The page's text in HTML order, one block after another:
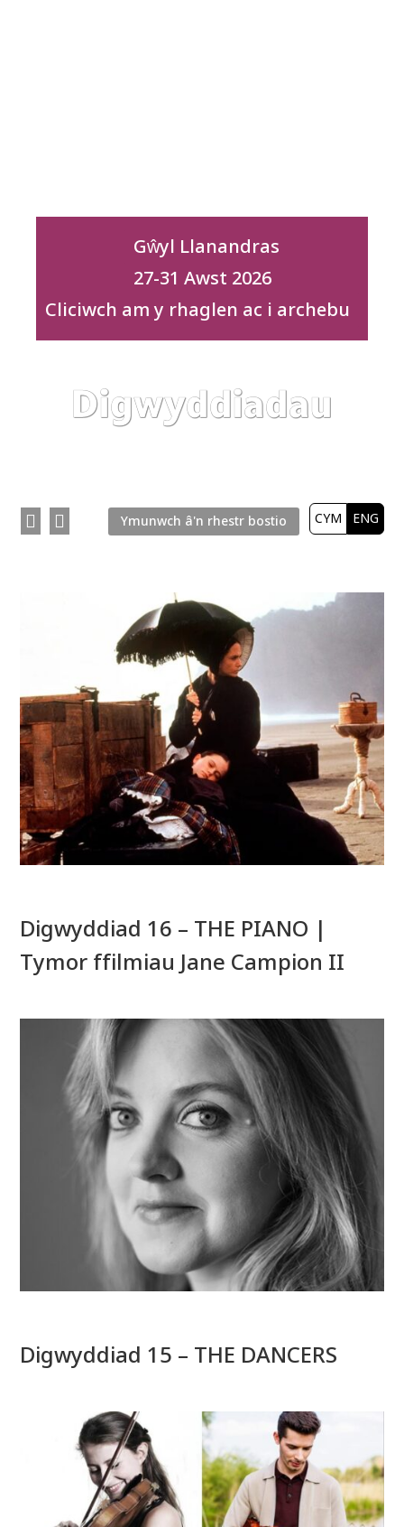
Gŵyl Llanandras
27-31 Awst 2026
Cliciwch am y rhaglen ac i archebu
Digwyddiadau
ENG
CYM
  Ymunwch â'n rhestr bostio
Digwyddiad 16 – THE PIANO |
Tymor ffilmiau Jane Campion II
Digwyddiad 15 – THE DANCERS